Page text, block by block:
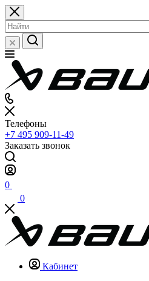
Телефоны
+7 495 909-11-49
Заказать звонок
0
0
Кабинет